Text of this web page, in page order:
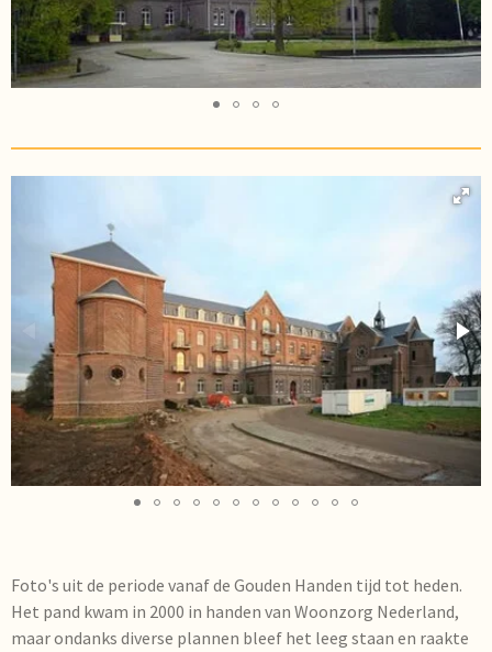
Foto's uit de periode vanaf de Gouden Handen tijd tot heden.
Het pand kwam in 2000 in handen van Woonzorg Nederland,
maar ondanks diverse plannen bleef het leeg staan en raakte